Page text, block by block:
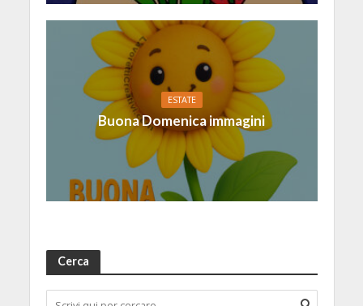
ESTATE
Buona Domenica immagini
Cerca